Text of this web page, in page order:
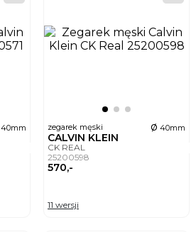
40mm zegarek męski ø 40mm
CALVIN KLEIN
CK REAL
25200598
570,-
11 wersji